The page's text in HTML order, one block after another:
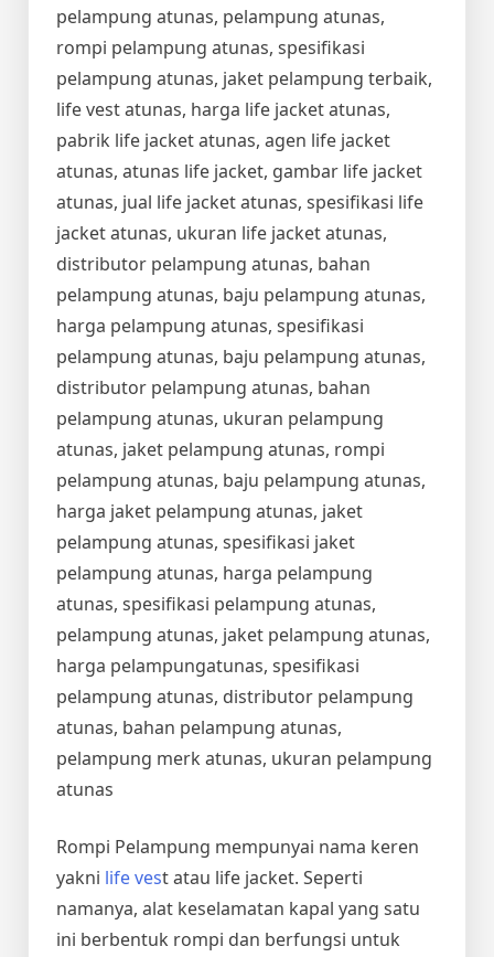
pelampung atunas, pelampung atunas,
rompi pelampung atunas, spesifikasi
pelampung atunas, jaket pelampung terbaik,
life vest atunas, harga life jacket atunas,
pabrik life jacket atunas, agen life jacket
atunas, atunas life jacket, gambar life jacket
atunas, jual life jacket atunas, spesifikasi life
jacket atunas, ukuran life jacket atunas,
distributor pelampung atunas, bahan
pelampung atunas, baju pelampung atunas,
harga pelampung atunas, spesifikasi
pelampung atunas, baju pelampung atunas,
distributor pelampung atunas, bahan
pelampung atunas, ukuran pelampung
atunas, jaket pelampung atunas, rompi
pelampung atunas, baju pelampung atunas,
harga jaket pelampung atunas, jaket
pelampung atunas, spesifikasi jaket
pelampung atunas, harga pelampung
atunas, spesifikasi pelampung atunas,
pelampung atunas, jaket pelampung atunas,
harga pelampungatunas, spesifikasi
pelampung atunas, distributor pelampung
atunas, bahan pelampung atunas,
pelampung merk atunas, ukuran pelampung
atunas
Rompi Pelampung mempunyai nama keren
yakni life vest atau life jacket. Seperti
namanya, alat keselamatan kapal yang satu
ini berbentuk rompi dan berfungsi untuk